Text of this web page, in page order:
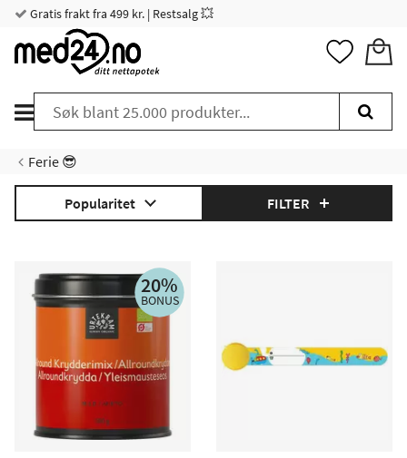
Gratis frakt fra 499 kr. | Restsalg 💥
Ferie 😎
Popularitet FILTER
20%
BONUS